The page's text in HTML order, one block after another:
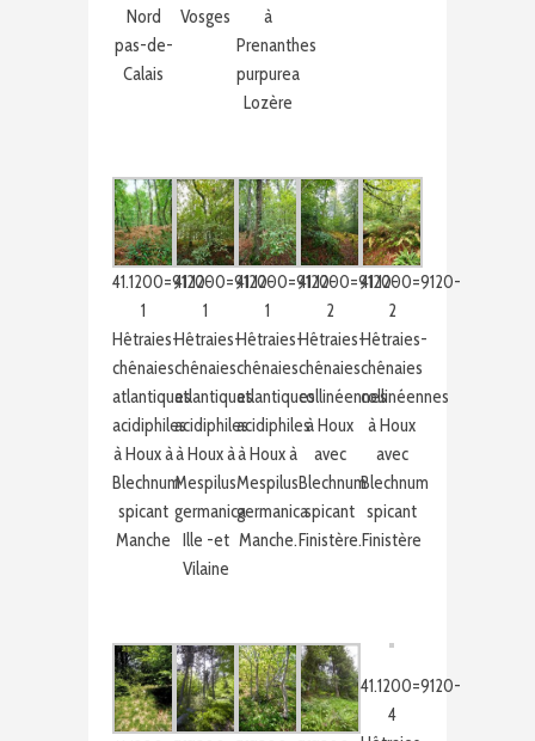
Nord
pas-de-
Calais
Vosges
à
Prenanthes
purpurea
Lozère
41.1200=9120-
1
Hêtraies-
chênaies
atlantiques
acidiphiles
à Houx à
Blechnum
spicant
Manche
41.1200=9120-
1
Hêtraies-
chênaies
atlantiques
acidiphiles
à Houx à
Mespilus
germanica
Ille -et
Vilaine
41.1200=9120-
1
Hêtraies-
chênaies
atlantiques
acidiphiles
à Houx à
Mespilus
germanica
Manche.
41.1200=9120-
2
Hêtraies-
chênaies
collinéennes
à Houx
avec
Blechnum
spicant
Finistère.
41.1200=9120-
2
Hêtraies-
chênaies
collinéennes
à Houx
avec
Blechnum
spicant
Finistère
41.1200=9120-
4